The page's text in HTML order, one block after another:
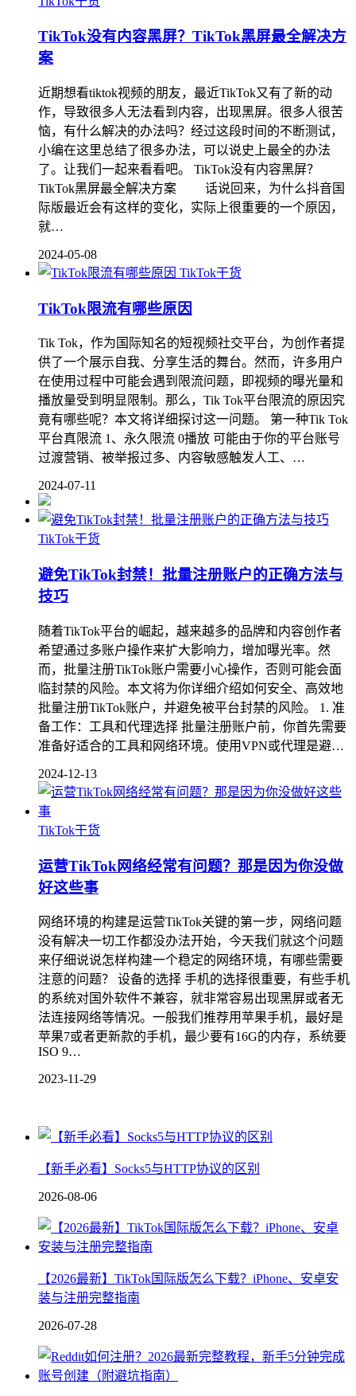
TikTok没有内容黑屏？TikTok黑屏最全解决方
案
近期想看tiktok视频的朋友，最近TikTok又有了新的动
作，导致很多人无法看到内容，出现黑屏。很多人很苦
恼，有什么解决的办法吗？经过这段时间的不断测试，
小编在这里总结了很多办法，可以说史上最全的办法
了。让我们一起来看看吧。 TikTok没有内容黑屏？
TikTok黑屏最全解决方案 话说回来，为什么抖音国
际版最近会有这样的变化，实际上很重要的一个原因，
就…
2024-05-08
TikTok干货
TikTok限流有哪些原因
Tik Tok，作为国际知名的短视频社交平台，为创作者提
供了一个展示自我、分享生活的舞台。然而，许多用户
在使用过程中可能会遇到限流问题，即视频的曝光量和
播放量受到明显限制。那么，Tik Tok平台限流的原因究
竟有哪些呢？本文将详细探讨这一问题。 第一种Tik Tok
平台真限流 1、永久限流 0播放 可能由于你的平台账号
过渡营销、被举报过多、内容敏感触发人工、…
2024-07-11
TikTok干货
避免TikTok封禁！批量注册账户的正确方法与
技巧
随着TikTok平台的崛起，越来越多的品牌和内容创作者
希望通过多账户操作来扩大影响力，增加曝光率。然
而，批量注册TikTok账户需要小心操作，否则可能会面
临封禁的风险。本文将为你详细介绍如何安全、高效地
批量注册TikTok账户，并避免被平台封禁的风险。 1. 准
备工作：工具和代理选择 批量注册账户前，你首先需要
准备好适合的工具和网络环境。使用VPN或代理是避…
2024-12-13
TikTok干货
运营TikTok网络经常有问题？那是因为你没做
好这些事
网络环境的构建是运营TikTok关键的第一步，网络问题
没有解决一切工作都没办法开始，今天我们就这个问题
来仔细说说怎样构建一个稳定的网络环境，有哪些需要
注意的问题？ 设备的选择 手机的选择很重要，有些手机
的系统对国外软件不兼容，就非常容易出现黑屏或者无
法连接网络等情况。一般我们推荐用苹果手机，最好是
苹果7或者更新款的手机，最少要有16G的内存，系统要
ISO 9…
2023-11-29
【新手必看】Socks5与HTTP协议的区别
2026-08-06
【2026最新】TikTok国际版怎么下载？iPhone、安卓安
装与注册完整指南
2026-07-28